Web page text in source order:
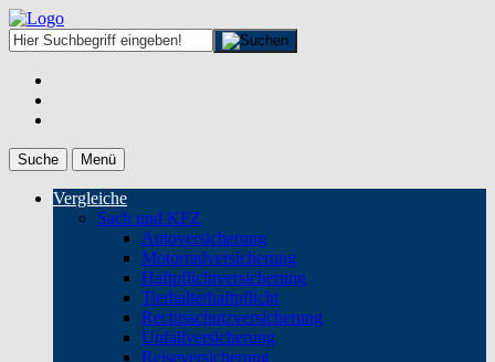
Suche Menü
Vergleiche
Sach und KFZ
Autoversicherung
Motorradversicherung
Haftpflichtversicherung
Tierhalterhaftpflicht
Rechtsschutzversicherung
Unfallversicherung
Reiseversicherung